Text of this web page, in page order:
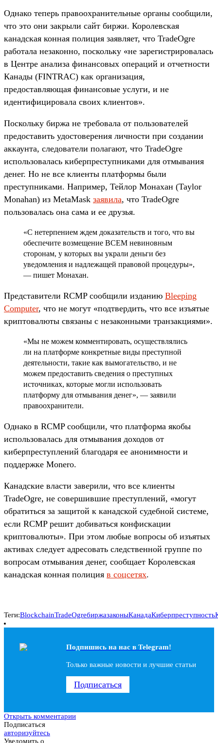
Однако теперь правоохранительные органы сообщили,
что это они закрыли сайт биржи. Королевская
канадская конная полиция заявляет, что TradeOgre
работала незаконно, поскольку «не зарегистрировалась
в Центре анализа финансовых операций и отчетности
Канады (FINTRAC) как организация,
предоставляющая финансовые услуги, и не
идентифицировала своих клиентов».
Поскольку биржа не требовала от пользователей
предоставить удостоверения личности при создании
аккаунта, следователи полагают, что TradeOgre
использовалась киберпреступниками для отмывания
денег. Но не все клиенты платформы были
преступниками. Например, Тейлор Монахан (Taylor
Monahan) из MetaMask заявила, что TradeOgre
пользовалась она сама и ее друзья.
«С нетерпением ждем доказательств и того, что вы
обеспечите возмещение ВСЕМ невиновным
сторонам, у которых вы украли деньги без
уведомления и надлежащей правовой процедуры»,
— пишет Монахан.
Представители RCMP сообщили изданию Bleeping
Computer, что не могут «подтвердить, что все изъятые
криптовалюты связаны с незаконными транзакциями».
«Мы не можем комментировать, осуществлялись
ли на платформе конкретные виды преступной
деятельности, такие как вымогательство, и не
можем предоставить сведения о преступных
источниках, которые могли использовать
платформу для отмывания денег», — заявили
правоохранители.
Однако в RCMP сообщили, что платформа якобы
использовалась для отмывания доходов от
киберпреступлений благодаря ее анонимности и
поддержке Monero.
Канадские власти заверили, что все клиенты
TradeOgre, не совершившие преступлений, «могут
обратиться за защитой к канадской судебной системе,
если RCMP решит добиваться конфискации
криптовалюты». При этом любые вопросы об изъятых
активах следует адресовать следственной группе по
вопросам отмывания денег, сообщает Королевская
канадская конная полиция в соцсетях.
Теги:BlockchainTradeOgreбиржазаконыКанадаКиберпреступность
Подпишись на наc в Telegram!
Только важные новости и лучшие статьи
Подписаться
Открыть комментарии
Подписаться
авторизуйтесь
Уведомить о